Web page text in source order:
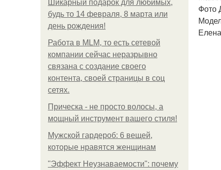
Шикарный подарок для любимых,
будь то 14 февраля, 8 марта или
день рождения!
Работа в MLM, то есть сетевой
компании сейчас неразрывно
связана с создание своего
контента, своей страницы в соц
сетях.
Прическа - не просто волосы, а
мощный инструмент вашего стиля!
Мужской гардероб: 6 вещей,
которые нравятся женщинам
"Эффект Неузнаваемости": почему
Фото